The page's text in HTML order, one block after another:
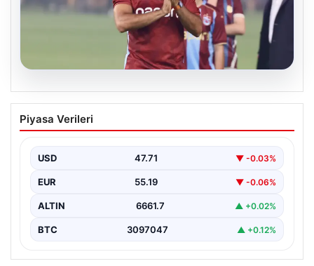
08.08.2026
Salah Göztepe maçında oynayacak mı?
Salah Göztepe maçında neden yok?
Piyasa Verileri
USD 47.71 ▼ -0.03%
EUR 55.19 ▼ -0.06%
ALTIN 6661.7 ▲ +0.02%
BTC 3097047 ▲ +0.12%